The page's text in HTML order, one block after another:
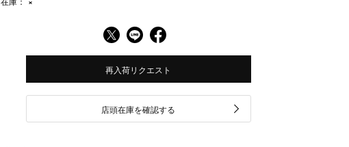
再入荷リクエスト
店頭在庫を確認する